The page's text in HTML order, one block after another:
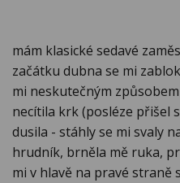
mám klasické sedavé
začátku dubna se mi
mi neskutečným
necítila krk (posléze přišel
dusila - stáhly se mi svaly
hrudník, brněla mě ruka,
mi v hlavě na pravé straně